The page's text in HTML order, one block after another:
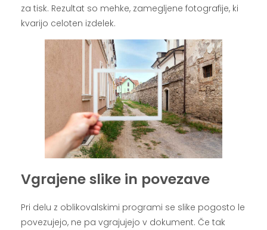
za tisk. Rezultat so mehke, zamegljene fotografije, ki
kvarijo celoten izdelek.
Vgrajene slike in povezave
Pri delu z oblikovalskimi programi se slike pogosto le
povezujejo, ne pa vgrajujejo v dokument. Če tak